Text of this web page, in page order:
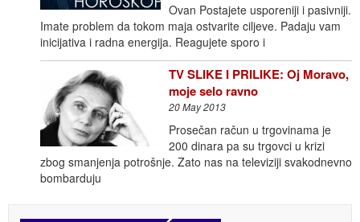
Ovan Postajete usporeniji i pasivniji.
Imate problem da tokom maja ostvarite ciljeve. Padaju vam
inicijativa i radna energija. Reagujete sporo i
TV SLIKE I PRILIKE: Oj Moravo,
moje selo ravno
20 May 2013
Prosečan račun u trgovinama je
200 dinara pa su trgovci u krizi
zbog smanjenja potrošnje. Zato nas na televiziji svakodnevno
bombarduju